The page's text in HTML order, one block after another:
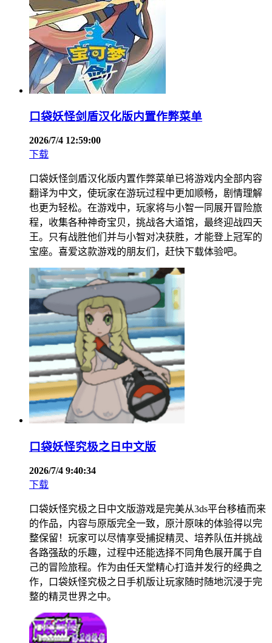
口袋妖怪剑盾汉化版内置作弊菜单
2026/7/4 12:59:00
下载
口袋妖怪剑盾汉化版内置作弊菜单已将游戏内全部内容
翻译为中文，使玩家在游玩过程中更加顺畅，剧情理解
也更为轻松。在游戏中，玩家将与小智一同展开冒险旅
程，收集各种神奇宝贝，挑战各大道馆，最终迎战四天
王。只有战胜他们并与小智对决获胜，才能登上冠军的
宝座。喜爱这款游戏的朋友们，赶快下载体验吧。
口袋妖怪究极之日中文版
2026/7/4 9:40:34
下载
口袋妖怪究极之日中文版游戏是完美从3ds平台移植而来
的作品，内容与原版完全一致，原汁原味的体验得以完
整保留！玩家可以尽情享受捕捉精灵、培养队伍并挑战
各路强敌的乐趣，过程中还能选择不同角色展开属于自
己的冒险旅程。作为由任天堂精心打造并发行的经典之
作，口袋妖怪究极之日手机版让玩家随时随地沉浸于完
整的精灵世界之中。